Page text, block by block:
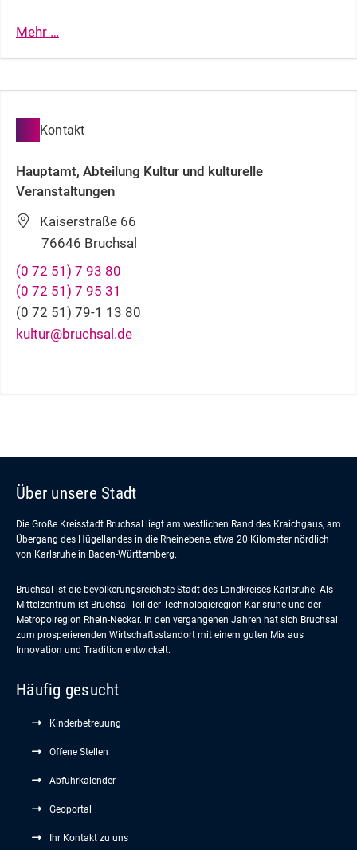
Mehr …
Kontakt
Hauptamt, Abteilung Kultur und kulturelle
Veranstaltungen
Kaiserstraße 66
76646 Bruchsal
kultur@bruchsal.de
(0 72 51) 7 93 80
(0 72 51) 7 95 31
(0 72 51) 79-1 13 80
Über unsere Stadt
Die Große Kreisstadt Bruchsal liegt am westlichen Rand des Kraichgaus, am
Übergang des Hügellandes in die Rheinebene, etwa 20 Kilometer nördlich
von Karlsruhe in Baden-Württemberg.
Bruchsal ist die bevölkerungsreichste Stadt des Landkreises Karlsruhe. Als
Mittelzentrum ist Bruchsal Teil der Technologieregion Karlsruhe und der
Metropolregion Rhein-Neckar. In den vergangenen Jahren hat sich Bruchsal
zum prosperierenden Wirtschaftsstandort mit einem guten Mix aus
Innovation und Tradition entwickelt.
Häufig gesucht
Kinderbetreuung
Offene Stellen
Abfuhrkalender
Geoportal
Ihr Kontakt zu uns